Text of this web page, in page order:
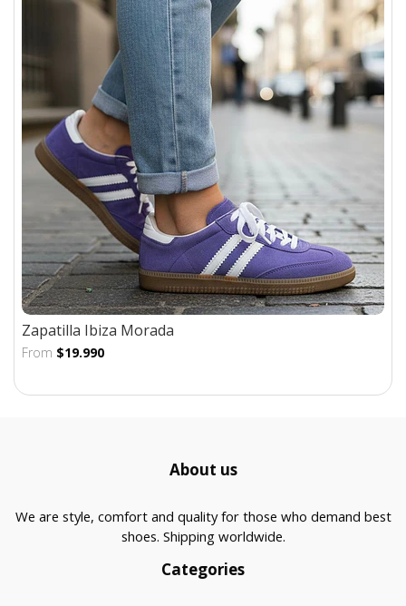
Zapatilla Ibiza Morada
From $19.990
About us
We are style, comfort and quality for those who demand best
shoes. Shipping worldwide.
Categories